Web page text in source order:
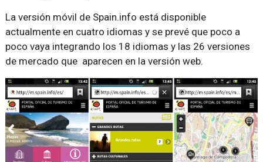
La versión móvil de Spain.info está disponible
actualmente en cuatro idiomas y se prevé que poco a
poco vaya integrando los 18 idiomas y las 26 versiones
de mercado que aparecen en la versión web.